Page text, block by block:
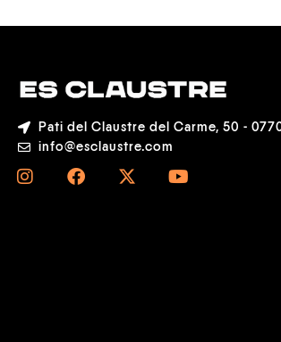
Pati del Claustre del Carme, 50 -
info@esclaustre.com